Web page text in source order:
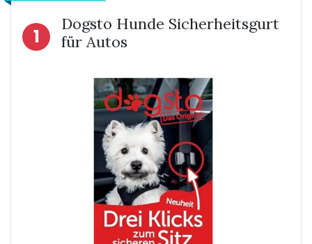
1
Dogsto Hunde Sicherheitsgurt
für Autos